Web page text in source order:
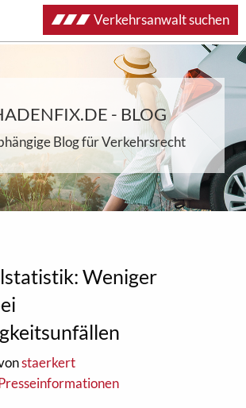
- BLOG
Blog für Verkehrsrecht
Weniger
staerkert
Verkehrsanwalt suchen